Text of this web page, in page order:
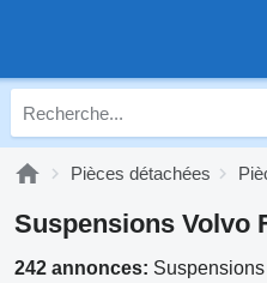
Pièces détachées
Suspensions Volvo
242 annonces: